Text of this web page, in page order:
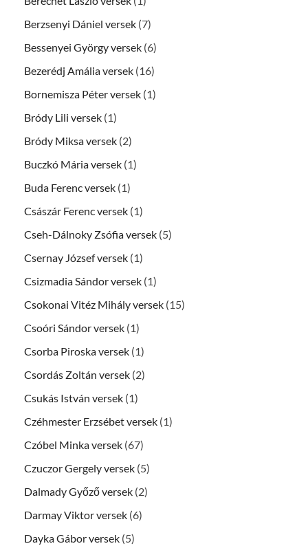
Berzsenyi Dániel versek (7)
Bessenyei György versek (6)
Bezerédj Amália versek (16)
Bornemisza Péter versek (1)
Bródy Lili versek (1)
Bródy Miksa versek (2)
Buczkó Mária versek (1)
Buda Ferenc versek (1)
Császár Ferenc versek (1)
Cseh-Dálnoky Zsófia versek (5)
Csernay József versek (1)
Csizmadia Sándor versek (1)
Csokonai Vitéz Mihály versek (15)
Csoóri Sándor versek (1)
Csorba Piroska versek (1)
Csordás Zoltán versek (2)
Csukás István versek (1)
Czéhmester Erzsébet versek (1)
Czóbel Minka versek (67)
Czuczor Gergely versek (5)
Dalmady Győző versek (2)
Darmay Viktor versek (6)
Dayka Gábor versek (5)